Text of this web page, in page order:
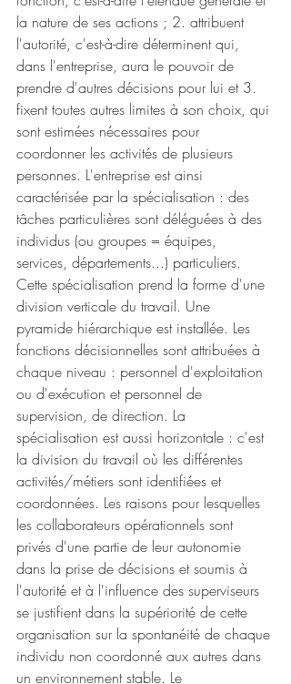
la nature de ses actions ; 2. attribuent
l'autorité, c'est-à-dire déterminent qui,
dans l'entreprise, aura le pouvoir de
prendre d'autres décisions pour lui et 3.
fixent toutes autres limites à son choix, qui
sont estimées nécessaires pour
coordonner les activités de plusieurs
personnes. L'entreprise est ainsi
caractérisée par la spécialisation : des
tâches particulières sont déléguées à des
individus (ou groupes = équipes,
services, départements...) particuliers.
Cette spécialisation prend la forme d'une
division verticale du travail. Une
pyramide hiérarchique est installée. Les
fonctions décisionnelles sont attribuées à
chaque niveau : personnel d'exploitation
ou d'exécution et personnel de
supervision, de direction. La
spécialisation est aussi horizontale : c'est
la division du travail où les différentes
activités/métiers sont identifiées et
coordonnées. Les raisons pour lesquelles
les collaborateurs opérationnels sont
privés d'une partie de leur autonomie
dans la prise de décisions et soumis à
l'autorité et à l'influence des superviseurs
se justifient dans la supériorité de cette
organisation sur la spontanéité de chaque
individu non coordonné aux autres dans
un environnement stable. Le